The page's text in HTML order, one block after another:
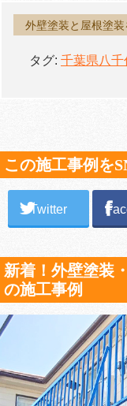
外壁塗装と屋根塗
タグ: 千葉県八千
この施工事例を
Twitter
新着！外壁塗装
の施工事例